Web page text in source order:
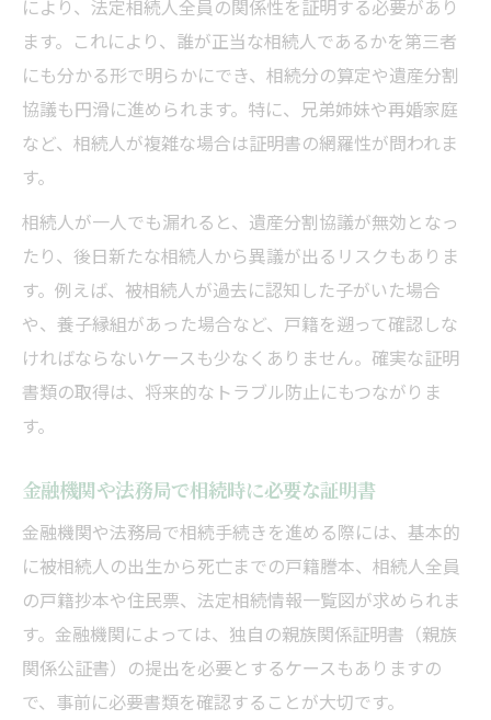
により、法定相続人全員の関係性を証明する必要があり
ます。これにより、誰が正当な相続人であるかを第三者
にも分かる形で明らかにでき、相続分の算定や遺産分割
協議も円滑に進められます。特に、兄弟姉妹や再婚家庭
など、相続人が複雑な場合は証明書の網羅性が問われま
す。
相続人が一人でも漏れると、遺産分割協議が無効となっ
たり、後日新たな相続人から異議が出るリスクもありま
す。例えば、被相続人が過去に認知した子がいた場合
や、養子縁組があった場合など、戸籍を遡って確認しな
ければならないケースも少なくありません。確実な証明
書類の取得は、将来的なトラブル防止にもつながりま
す。
金融機関や法務局で相続時に必要な証明書
金融機関や法務局で相続手続きを進める際には、基本的
に被相続人の出生から死亡までの戸籍謄本、相続人全員
の戸籍抄本や住民票、法定相続情報一覧図が求められま
す。金融機関によっては、独自の親族関係証明書（親族
関係公証書）の提出を必要とするケースもありますの
で、事前に必要書類を確認することが大切です。